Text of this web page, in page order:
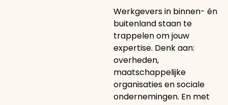
Werkgevers in binnen- én
buitenland staan te
trappelen om jouw
expertise. Denk aan:
overheden,
maatschappelijke
organisaties en sociale
ondernemingen. En met